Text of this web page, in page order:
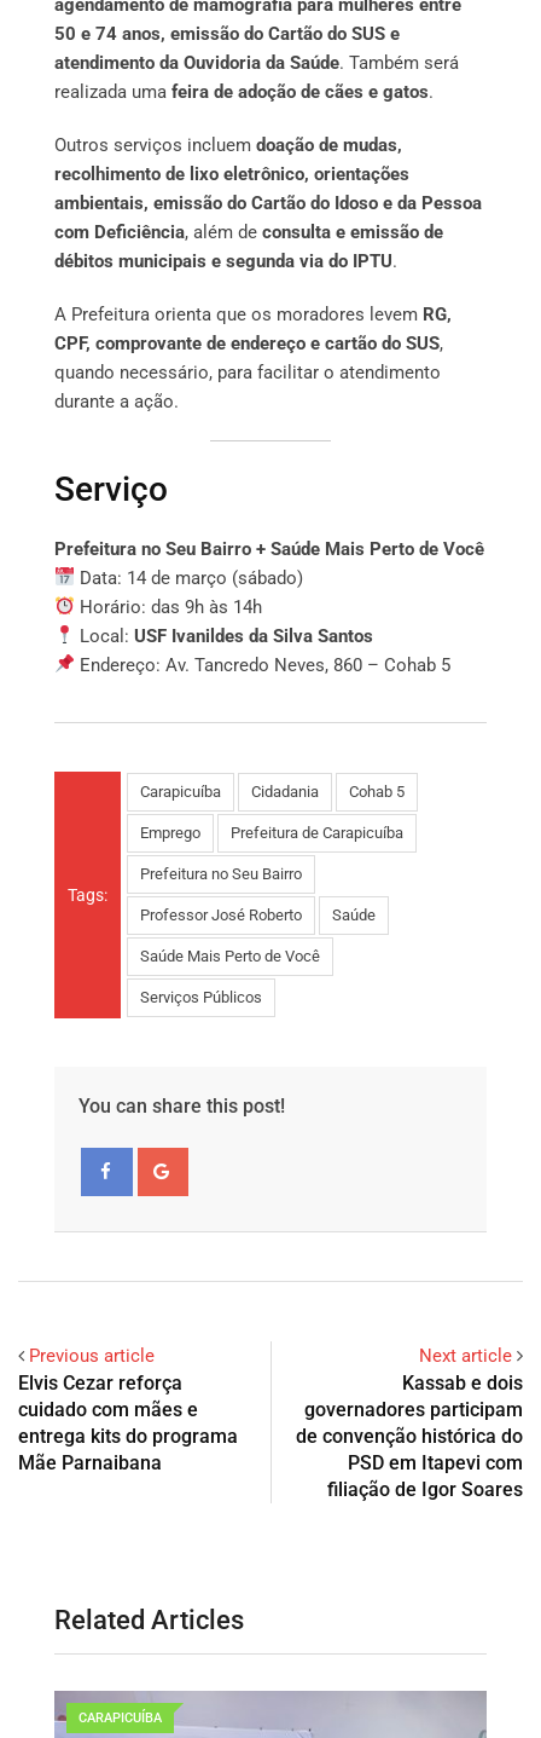
agendamento de mamografia para mulheres entre
50 e 74 anos, emissão do Cartão do SUS e
atendimento da Ouvidoria da Saúde. Também será
realizada uma feira de adoção de cães e gatos.
Outros serviços incluem doação de mudas,
recolhimento de lixo eletrônico, orientações
ambientais, emissão do Cartão do Idoso e da Pessoa
com Deficiência, além de consulta e emissão de
débitos municipais e segunda via do IPTU.
A Prefeitura orienta que os moradores levem RG,
CPF, comprovante de endereço e cartão do SUS,
quando necessário, para facilitar o atendimento
durante a ação.
Serviço
Prefeitura no Seu Bairro + Saúde Mais Perto de Você
Data: 14 de março (sábado)
Horário: das 9h às 14h
Local:USF Ivanildes da Silva Santos
Endereço: Av. Tancredo Neves, 860 – Cohab 5
Tags:
Carapicuíba Cidadania Cohab 5
Emprego Prefeitura de Carapicuíba
Prefeitura no Seu Bairro
Professor José Roberto Saúde
Saúde Mais Perto de Você
Serviços Públicos
You can share this post!
Previous article
Elvis Cezar reforça
cuidado com mães e
entrega kits do programa
Mãe Parnaibana
Next article
Kassab e dois
governadores participam
de convenção histórica do
PSD em Itapevi com
filiação de Igor Soares
Related Articles
CARAPICUÍBA